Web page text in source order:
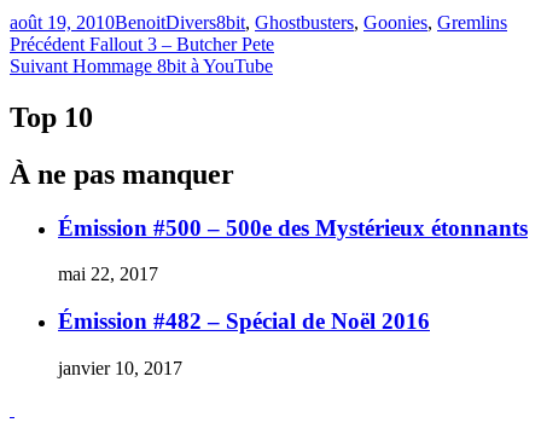
Publié
le
août 19, 2010BenoitCatégories
DiversÉtiquettes
8bit, Ghostbusters, Goonies, Gremlins
Navigation
de
l'article
Précédent Article
précédent :
Fallout 3 – Butcher Pete
Suivant Article
Hommage 8bit à YouTube
Top 10
À ne pas manquer
Émission #500 – 500e des Mystérieux étonnants
mai 22, 2017
Émission #482 – Spécial de Noël 2016
janvier 10, 2017